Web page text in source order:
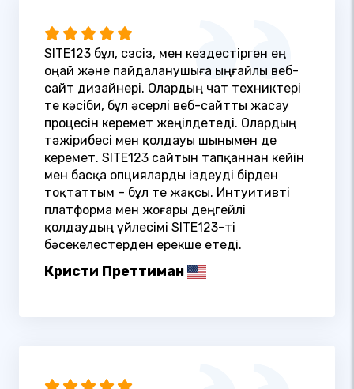
SITE123 бұл, сөзсіз, мен кездестірген ең
оңай және пайдаланушыға ыңғайлы веб-
сайт дизайнері. Олардың чат техниктері
өте кәсіби, бұл әсерлі веб-сайтты жасау
процесін керемет жеңілдетеді. Олардың
тәжірибесі мен қолдауы шынымен де
керемет. SITE123 сайтын тапқаннан кейін
мен басқа опцияларды іздеуді бірден
тоқтаттым – бұл өте жақсы. Интуитивті
платформа мен жоғары деңгейлі
қолдаудың үйлесімі SITE123-ті
бәсекелестерден ерекше етеді.
Кристи Преттиман